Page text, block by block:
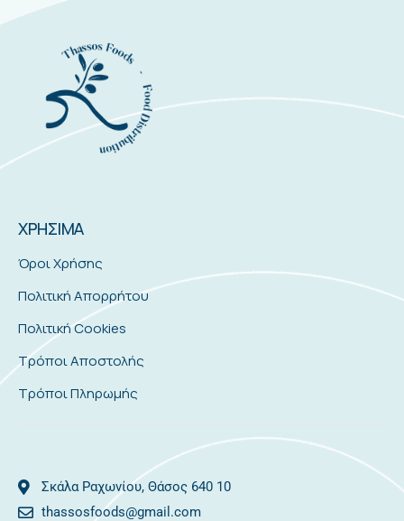
ΧΡΗΣΙΜΑ
Όροι Χρήσης
Πολιτική Απορρήτου
Πολιτική Cookies
Τρόποι Αποστολής
Τρόποι Πληρωμής
Σκάλα Ραχωνίου, Θάσος 640 10
thassosfoods@gmail.com